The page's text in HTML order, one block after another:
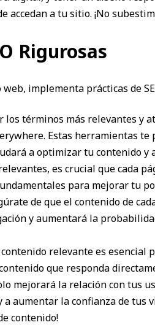
accedan a tu sitio. ¡No
Rigurosas
implementa prácticas de
los términos más relevantes y
Estas herramientas
a optimizar tu contenido y
es crucial que cada
para mejorar tu
de que el contenido de
y aumentará la
relevante es esencial
que responda
mejorará la relación con tus
aumentar la confianza de tus
contenido!